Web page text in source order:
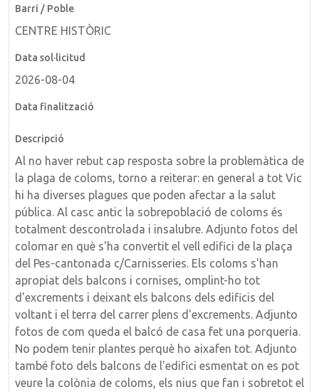
CENTRE HISTÒRIC
2026-08-04
Al no haver rebut cap resposta sobre la problemàtica de
la plaga de coloms, torno a reiterar: en general a tot Vic
hi ha diverses plagues que poden afectar a la salut
pública. Al casc antic la sobrepoblació de coloms és
totalment descontrolada i insalubre. Adjunto fotos del
colomar en què s'ha convertit el vell edifici de la plaça
del Pes-cantonada c/Carnisseries. Els coloms s'han
apropiat dels balcons i cornises, omplint-ho tot
d'excrements i deixant els balcons dels edificis del
voltant i el terra del carrer plens d'excrements. Adjunto
fotos de com queda el balcó de casa fet una porqueria.
No podem tenir plantes perquè ho aixafen tot. Adjunto
també foto dels balcons de l'edifici esmentat on es pot
veure la colònia de coloms, els nius que fan i sobretot el